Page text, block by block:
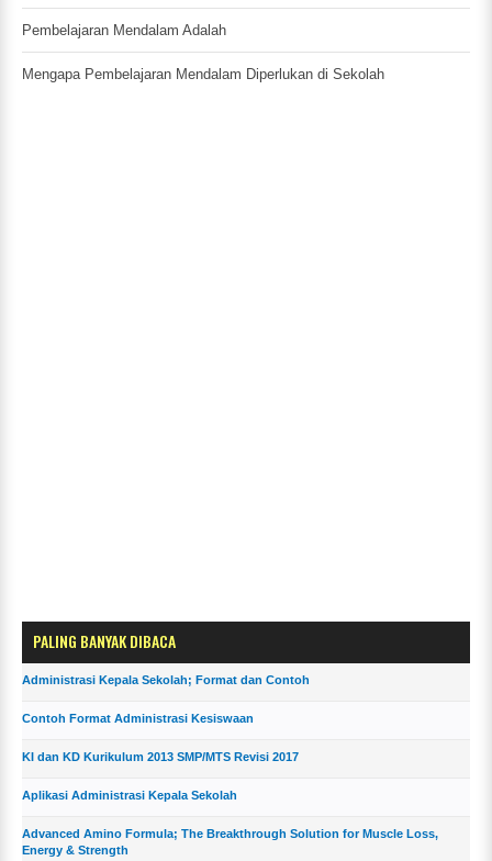
Pembelajaran Mendalam Adalah
Mengapa Pembelajaran Mendalam Diperlukan di Sekolah
PALING BANYAK DIBACA
Administrasi Kepala Sekolah; Format dan Contoh
Contoh Format Administrasi Kesiswaan
KI dan KD Kurikulum 2013 SMP/MTS Revisi 2017
Aplikasi Administrasi Kepala Sekolah
Advanced Amino Formula; The Breakthrough Solution for Muscle Loss,
Energy & Strength